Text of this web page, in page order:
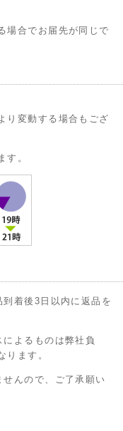
場合でお届先が同じで
り変動する場合もござ
す。
着後3日以内に返品を
よるものは弊社負
ります。
んので、ご了承願い